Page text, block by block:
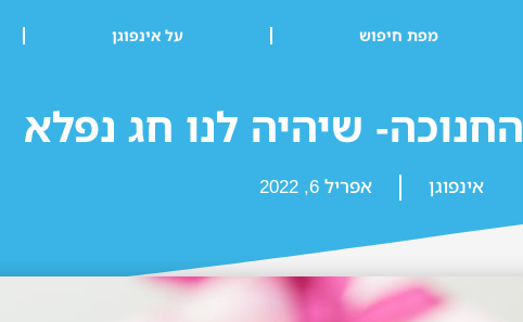
מפת חיפוש על אינפוגן
שיהיה לנו חג נפלא
אינפוגן אפריל 6, 2022